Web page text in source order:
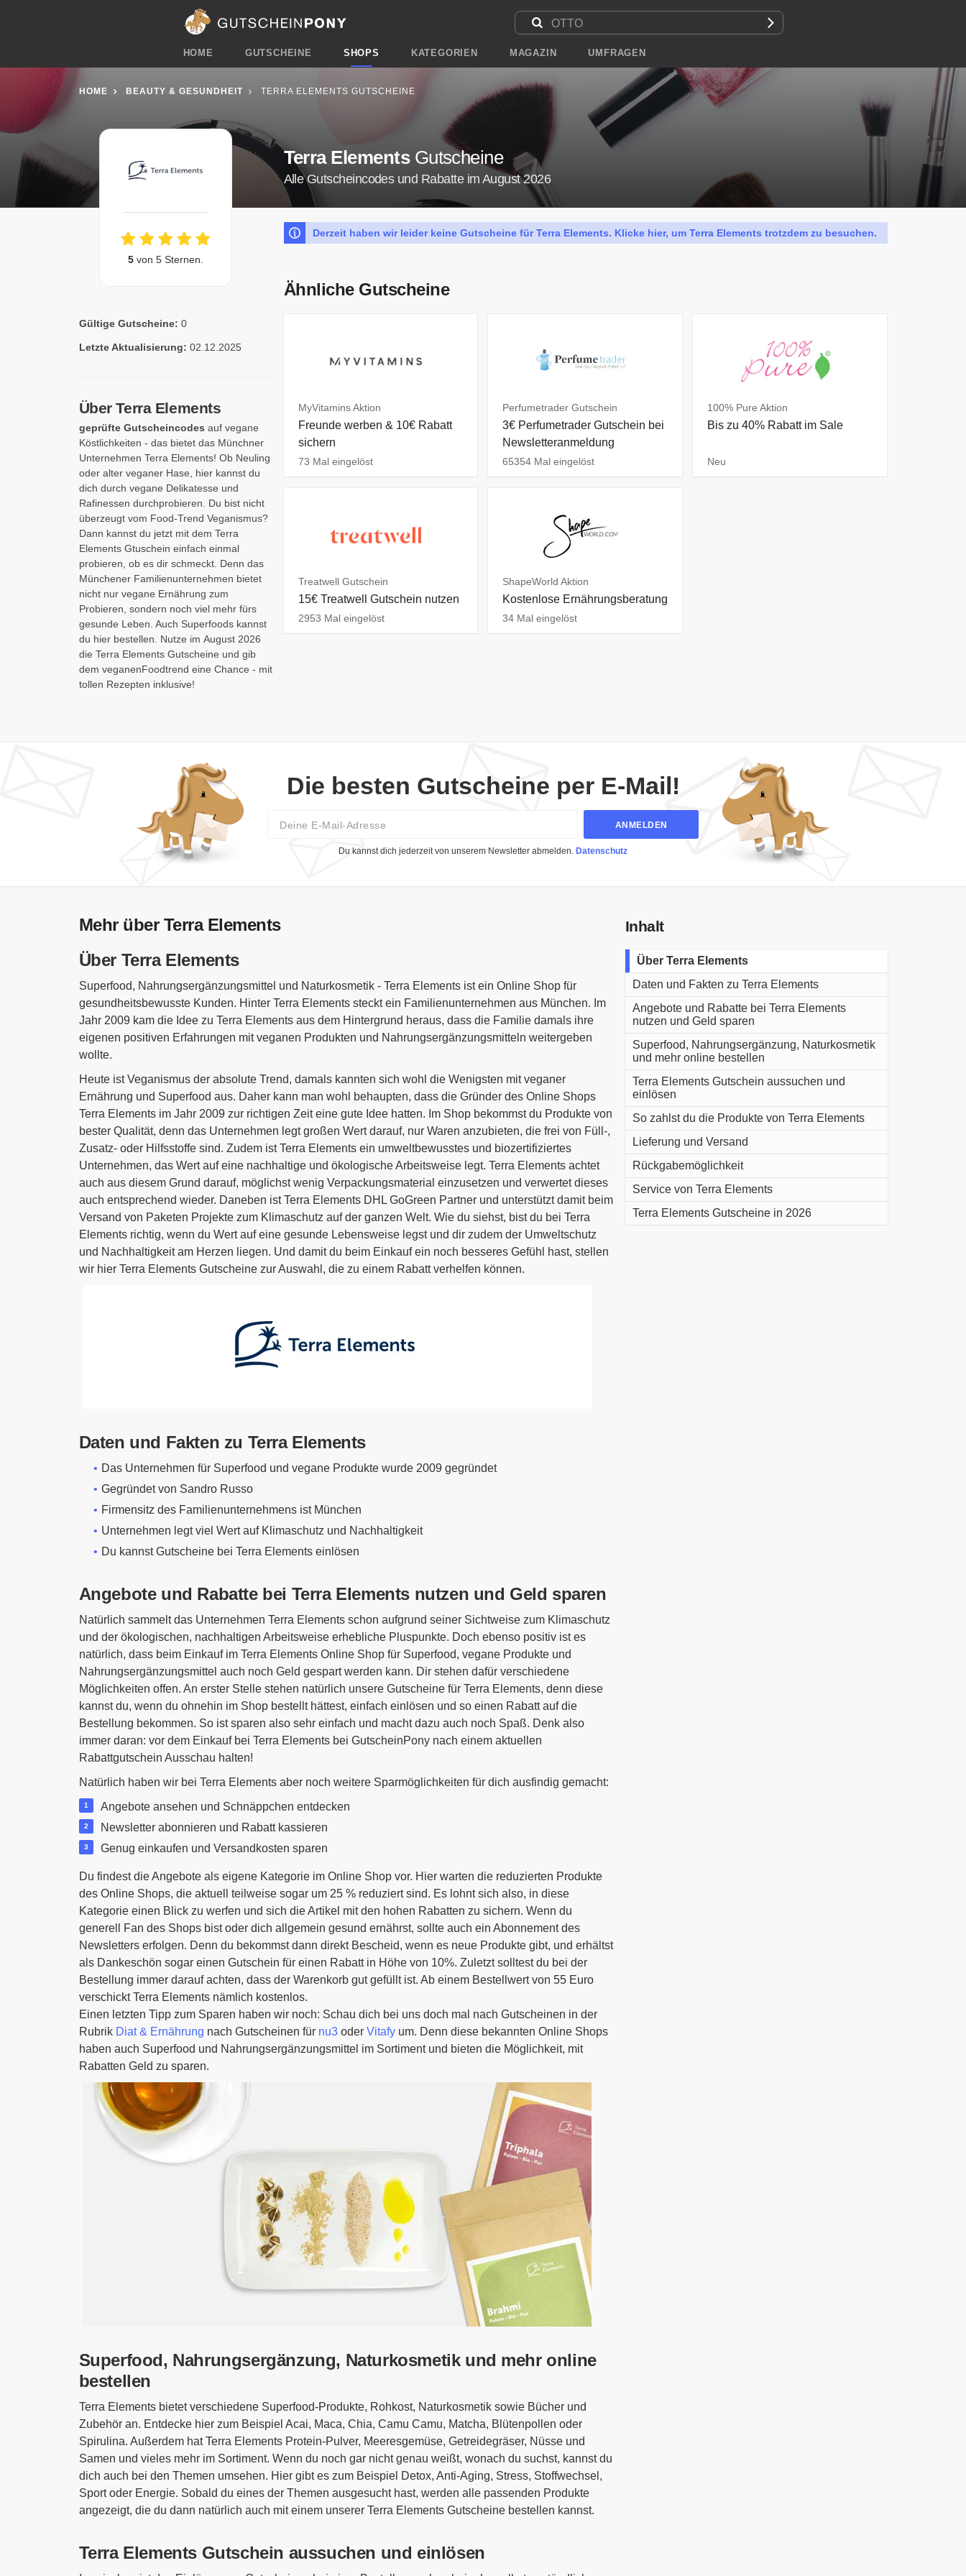
HOME GUTSCHEINE SHOPS KATEGORIEN MAGAZIN UMFRAGEN
HOME BEAUTY & GESUNDHEIT TERRA ELEMENTS GUTSCHEINE
5von 5 Sternen.
Terra Elements Gutscheine
Alle Gutscheincodes und Rabatte im August 2026
Derzeit haben wir leider keine Gutscheine für Terra Elements. Klicke hier, um Terra Elements trotzdem zu besuchen.
Gültige Gutscheine: 0
Letzte Aktualisierung: 02.12.2025
Über Terra Elements
geprüfte Gutscheincodes auf vegane
Köstlichkeiten - das bietet das Münchner
Unternehmen Terra Elements! Ob Neuling
oder alter veganer Hase, hier kannst du
dich durch vegane Delikatesse und
Rafinessen durchprobieren. Du bist nicht
überzeugt vom Food-Trend Veganismus?
Dann kannst du jetzt mit dem Terra
Elements Gtuschein einfach einmal
probieren, ob es dir schmeckt. Denn das
Münchener Familienunternehmen bietet
nicht nur vegane Ernährung zum
Probieren, sondern noch viel mehr fürs
gesunde Leben. Auch Superfoods kannst
du hier bestellen. Nutze im August 2026
die Terra Elements Gutscheine und gib
dem veganenFoodtrend eine Chance - mit
tollen Rezepten inklusive!
Ähnliche Gutscheine
MyVitamins Aktion
Freunde werben & 10€ Rabatt
sichern
73 Mal eingelöst
Perfumetrader Gutschein
3€ Perfumetrader Gutschein bei
Newsletteranmeldung
65354 Mal eingelöst
100% Pure Aktion
Bis zu 40% Rabatt im Sale
Neu
Treatwell Gutschein
15€ Treatwell Gutschein nutzen
2953 Mal eingelöst
ShapeWorld Aktion
Kostenlose Ernährungsberatung
34 Mal eingelöst
Die besten Gutscheine per E-Mail!
ANMELDEN
Du kannst dich jederzeit von unserem Newsletter abmelden. Datenschutz
Inhalt
Über Terra Elements
Daten und Fakten zu Terra Elements
Angebote und Rabatte bei Terra Elements
nutzen und Geld sparen
Superfood, Nahrungsergänzung, Naturkosmetik
und mehr online bestellen
Terra Elements Gutschein aussuchen und
einlösen
So zahlst du die Produkte von Terra Elements
Lieferung und Versand
Rückgabemöglichkeit
Service von Terra Elements
Terra Elements Gutscheine in 2026
Mehr über Terra Elements
Über Terra Elements
Superfood, Nahrungsergänzungsmittel und Naturkosmetik - Terra Elements ist ein Online Shop für
gesundheitsbewusste Kunden. Hinter Terra Elements steckt ein Familienunternehmen aus München. Im
Jahr 2009 kam die Idee zu Terra Elements aus dem Hintergrund heraus, dass die Familie damals ihre
eigenen positiven Erfahrungen mit veganen Produkten und Nahrungsergänzungsmitteln weitergeben
wollte.
Heute ist Veganismus der absolute Trend, damals kannten sich wohl die Wenigsten mit veganer
Ernährung und Superfood aus. Daher kann man wohl behaupten, dass die Gründer des Online Shops
Terra Elements im Jahr 2009 zur richtigen Zeit eine gute Idee hatten. Im Shop bekommst du Produkte von
bester Qualität, denn das Unternehmen legt großen Wert darauf, nur Waren anzubieten, die frei von Füll-,
Zusatz- oder Hilfsstoffe sind. Zudem ist Terra Elements ein umweltbewusstes und biozertifiziertes
Unternehmen, das Wert auf eine nachhaltige und ökologische Arbeitsweise legt. Terra Elements achtet
auch aus diesem Grund darauf, möglichst wenig Verpackungsmaterial einzusetzen und verwertet dieses
auch entsprechend wieder. Daneben ist Terra Elements DHL GoGreen Partner und unterstützt damit beim
Versand von Paketen Projekte zum Klimaschutz auf der ganzen Welt. Wie du siehst, bist du bei Terra
Elements richtig, wenn du Wert auf eine gesunde Lebensweise legst und dir zudem der Umweltschutz
und Nachhaltigkeit am Herzen liegen. Und damit du beim Einkauf ein noch besseres Gefühl hast, stellen
wir hier Terra Elements Gutscheine zur Auswahl, die zu einem Rabatt verhelfen können.
Daten und Fakten zu Terra Elements
Das Unternehmen für Superfood und vegane Produkte wurde 2009 gegründet
Gegründet von Sandro Russo
Firmensitz des Familienunternehmens ist München
Unternehmen legt viel Wert auf Klimaschutz und Nachhaltigkeit
Du kannst Gutscheine bei Terra Elements einlösen
Angebote und Rabatte bei Terra Elements nutzen und Geld sparen
Natürlich sammelt das Unternehmen Terra Elements schon aufgrund seiner Sichtweise zum Klimaschutz
und der ökologischen, nachhaltigen Arbeitsweise erhebliche Pluspunkte. Doch ebenso positiv ist es
natürlich, dass beim Einkauf im Terra Elements Online Shop für Superfood, vegane Produkte und
Nahrungsergänzungsmittel auch noch Geld gespart werden kann. Dir stehen dafür verschiedene
Möglichkeiten offen. An erster Stelle stehen natürlich unsere Gutscheine für Terra Elements, denn diese
kannst du, wenn du ohnehin im Shop bestellt hättest, einfach einlösen und so einen Rabatt auf die
Bestellung bekommen. So ist sparen also sehr einfach und macht dazu auch noch Spaß. Denk also
immer daran: vor dem Einkauf bei Terra Elements bei GutscheinPony nach einem aktuellen
Rabattgutschein Ausschau halten!
Natürlich haben wir bei Terra Elements aber noch weitere Sparmöglichkeiten für dich ausfindig gemacht:
Angebote ansehen und Schnäppchen entdecken
Newsletter abonnieren und Rabatt kassieren
Genug einkaufen und Versandkosten sparen
Du findest die Angebote als eigene Kategorie im Online Shop vor. Hier warten die reduzierten Produkte
des Online Shops, die aktuell teilweise sogar um 25 % reduziert sind. Es lohnt sich also, in diese
Kategorie einen Blick zu werfen und sich die Artikel mit den hohen Rabatten zu sichern. Wenn du
generell Fan des Shops bist oder dich allgemein gesund ernährst, sollte auch ein Abonnement des
Newsletters erfolgen. Denn du bekommst dann direkt Bescheid, wenn es neue Produkte gibt, und erhältst
als Dankeschön sogar einen Gutschein für einen Rabatt in Höhe von 10%. Zuletzt solltest du bei der
Bestellung immer darauf achten, dass der Warenkorb gut gefüllt ist. Ab einem Bestellwert von 55 Euro
verschickt Terra Elements nämlich kostenlos.
Einen letzten Tipp zum Sparen haben wir noch: Schau dich bei uns doch mal nach Gutscheinen in der
Rubrik Diat & Ernährung nach Gutscheinen für nu3oder Vitafyum. Denn diese bekannten Online Shops
haben auch Superfood und Nahrungsergänzungsmittel im Sortiment und bieten die Möglichkeit, mit
Rabatten Geld zu sparen.
Superfood, Nahrungsergänzung, Naturkosmetik und mehr online
bestellen
Terra Elements bietet verschiedene Superfood-Produkte, Rohkost, Naturkosmetik sowie Bücher und
Zubehör an. Entdecke hier zum Beispiel Acai, Maca, Chia, Camu Camu, Matcha, Blütenpollen oder
Spirulina. Außerdem hat Terra Elements Protein-Pulver, Meeresgemüse, Getreidegräser, Nüsse und
Samen und vieles mehr im Sortiment. Wenn du noch gar nicht genau weißt, wonach du suchst, kannst du
dich auch bei den Themen umsehen. Hier gibt es zum Beispiel Detox, Anti-Aging, Stress, Stoffwechsel,
Sport oder Energie. Sobald du eines der Themen ausgesucht hast, werden alle passenden Produkte
angezeigt, die du dann natürlich auch mit einem unserer Terra Elements Gutscheine bestellen kannst.
Terra Elements Gutschein aussuchen und einlösen